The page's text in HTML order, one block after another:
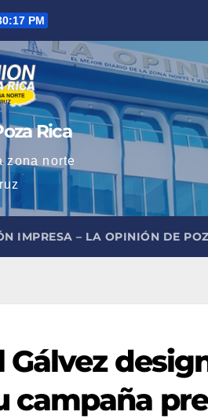
PM
Rica
zona norte
IMPRESA – LA OPINIÓN DE
campaña